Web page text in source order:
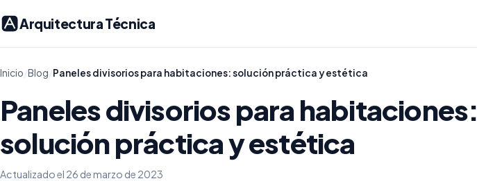
Arquitectura Técnica
Inicio/Blog/Paneles divisorios para habitaciones: solución práctica y estética
Paneles divisorios para habitaciones:
solución práctica y estética
Actualizado el 26 de marzo de 2023